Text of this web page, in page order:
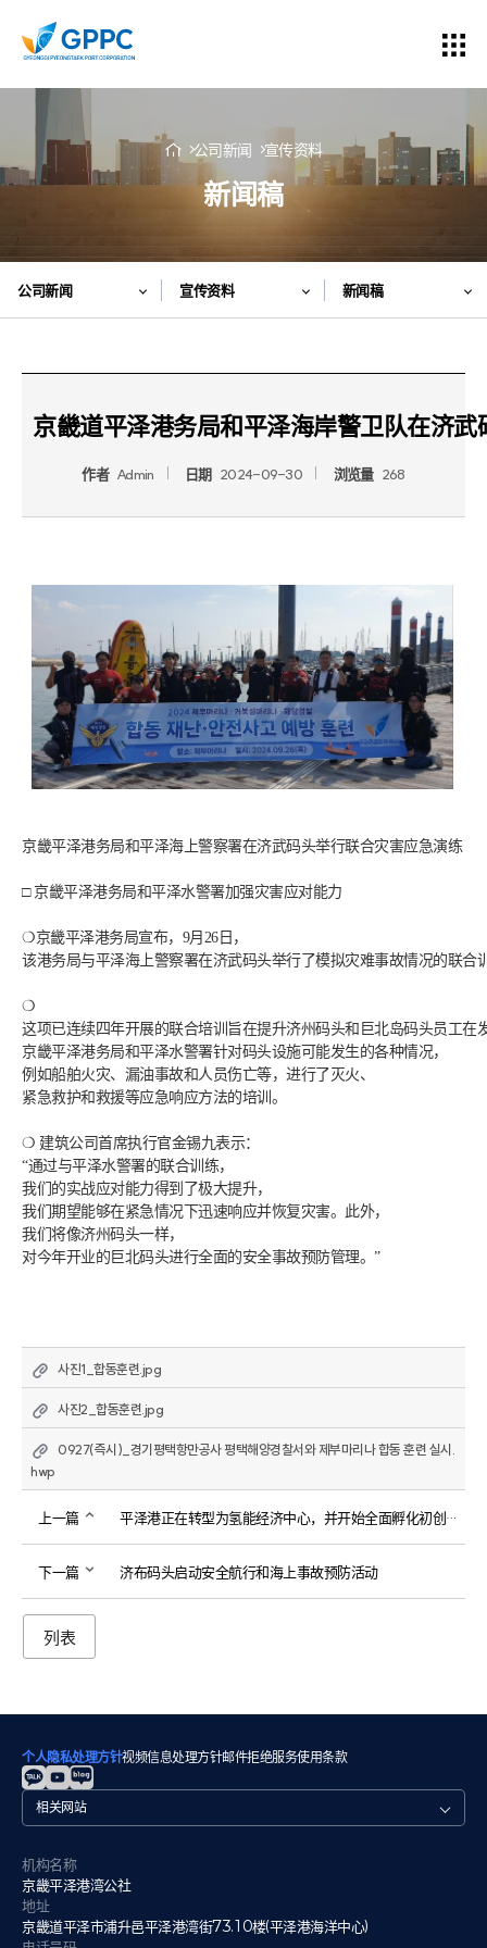
公司新闻 宣传资料
新闻稿
公司新闻 宣传资料 新闻稿
京畿道平泽港务局和平泽海岸警卫队在济
作者 Admin 日期 2024-09-30 浏览量 268
京畿平泽港务局和平泽海上警察署在济武码头举行联合灾害应急演练
□ 京畿平泽港务局和平泽水警署加强灾害应对能力
❍京畿平泽港务局宣布，9月26日，
该港务局与平泽海上警察署在济武码头举行了模拟灾难事故情况的联合
❍
这项已连续四年开展的联合培训旨在提升济州码头和巨北岛码头员工在
京畿平泽港务局和平泽水警署针对码头设施可能发生的各种情况，
例如船舶火灾、漏油事故和人员伤亡等，进行了灭火、
紧急救护和救援等应急响应方法的培训。
❍ 建筑公司首席执行官金锡九表示：
“通过与平泽水警署的联合训练，
我们的实战应对能力得到了极大提升，
我们期望能够在紧急情况下迅速响应并恢复灾害。此外，
我们将像济州码头一样，
对今年开业的巨北码头进行全面的安全事故预防管理。”
사진1_합동훈련.jpg
사진2_합동훈련.jpg
0927(즉시)_경기평택항만공사 평택해양경찰서와 제부마리나 합동 훈련 실시.
hwp
上一篇 平泽港正在转型为氢能经济中心，并开始全面孵化初创企业。
下一篇 济布码头启动安全航行和海上事故预防活动
列表
个人隐私处理方针视频信息处理方针邮件拒绝服务使用条款
관
련
이
트
机构名称
京畿平泽港湾公社
地址
京畿道平泽市浦升邑平泽港湾街73.10楼(平泽港海洋中心)